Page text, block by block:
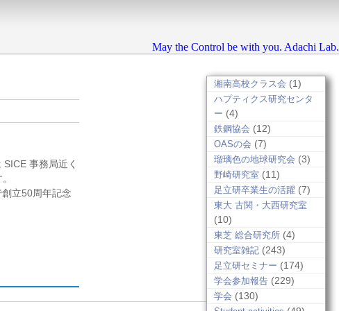
May the Control be with you. Adachi Lab.
事務局近く
立50周年記念
湘南高校クラス会 (1)
ハプティクス研究センタ
ー (4)
鉄鋼協会 (12)
OASの会 (7)
瑠璃色の地球研究会 (3)
野崎研究室 (11)
足立研卒業生の活躍 (7)
東大 古関・大西研究室
(10)
東芝 総合研究所 (4)
研究室雑記 (243)
足立研セミナー (174)
学会参加報告 (229)
学会 (130)